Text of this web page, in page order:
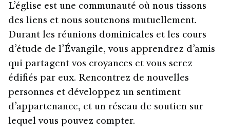
L’église est une communauté où nous tissons
des liens et nous soutenons mutuellement.
Durant les réunions dominicales et les cours
d’étude de l’Évangile, vous apprendrez d’amis
qui partagent vos croyances et vous serez
édifiés par eux. Rencontrez de nouvelles
personnes et développez un sentiment
d’appartenance, et un réseau de soutien sur
lequel vous pouvez compter.